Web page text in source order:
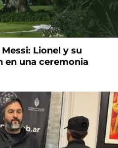
Lionel y su
en una ceremonia